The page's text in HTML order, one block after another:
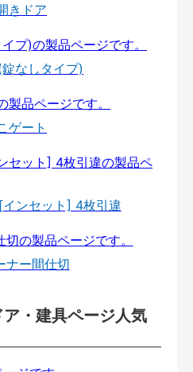
きドア
なしタイプ)
ゲート
ンセット] 4枚引違
ナー間仕切
・建具ページ人気